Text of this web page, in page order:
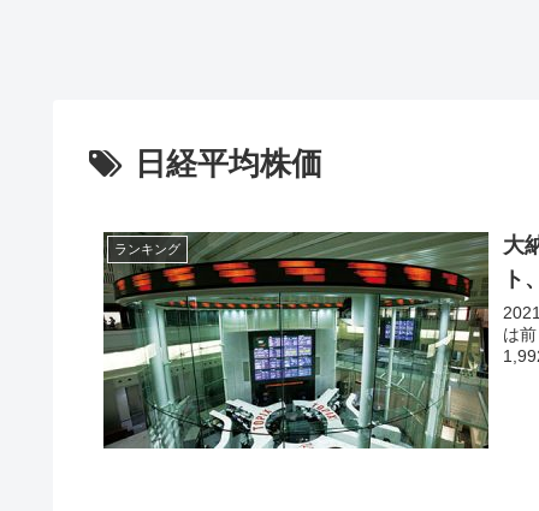
日経平均株価
ランキング
大
ト
2021年最
は